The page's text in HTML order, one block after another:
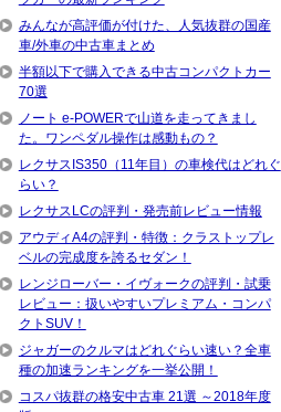
みんなが高評価が付けた、人気抜群の国産
車/外車の中古車まとめ
半額以下で購入できる中古コンパクトカー
70選
ノート e-POWERで山道を走ってきまし
た。ワンペダル操作は感動もの？
レクサスIS350（11年目）の車検代はどれぐ
らい？
レクサスLCの評判・発売前レビュー情報
アウディA4の評判・特徴：クラストップレ
ベルの完成度を誇るセダン！
レンジローバー・イヴォークの評判・試乗
レビュー：扱いやすいプレミアム・コンパ
クトSUV！
ジャガーのクルマはどれぐらい速い？全車
種の加速ランキングを一挙公開！
コスパ抜群の格安中古車 21選 ～2018年度